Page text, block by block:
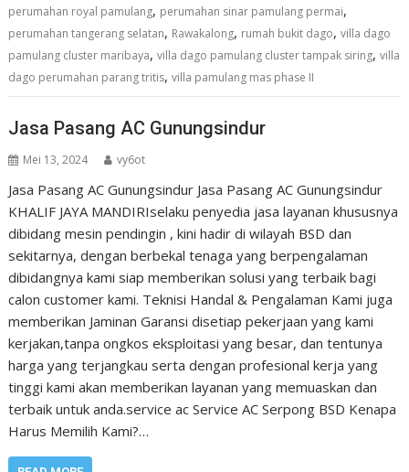
perumahan royal pamulang, perumahan sinar pamulang permai,
perumahan tangerang selatan, Rawakalong, rumah bukit dago,villa dago
pamulang cluster maribaya,villa dago pamulang cluster tampak siring,villa
dago perumahan parang tritis,villa pamulang mas phase II
Jasa Pasang AC Gunungsindur
Mei 13, 2024 vy6ot
Jasa Pasang AC Gunungsindur Jasa Pasang AC Gunungsindur
KHALIF JAYA MANDIRIselaku penyedia jasa layanan khususnya
dibidang mesin pendingin , kini hadir di wilayah BSD dan
sekitarnya, dengan berbekal tenaga yang berpengalaman
dibidangnya kami siap memberikan solusi yang terbaik bagi
calon customer kami. Teknisi Handal & Pengalaman Kami juga
memberikan Jaminan Garansi disetiap pekerjaan yang kami
kerjakan,tanpa ongkos eksploitasi yang besar, dan tentunya
harga yang terjangkau serta dengan profesional kerja yang
tinggi kami akan memberikan layanan yang memuaskan dan
terbaik untuk anda.service ac Service AC Serpong BSD Kenapa
Harus Memilih Kami?…